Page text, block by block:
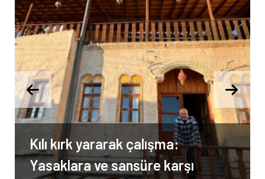
Kılı kırk yararak çalışma:
Yasaklara ve sansüre karşı